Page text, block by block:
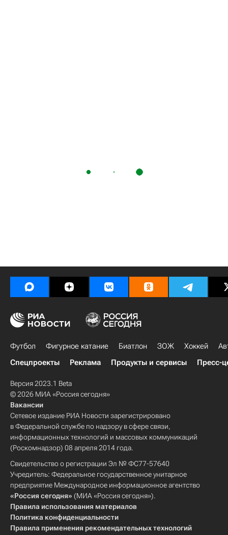
Футбол Фигурное катание Биатлон ЗОЖ Хоккей
Спецпроекты
Реклама Продукты и сервисы Пресс-
Версия 2023.1 Beta
© 2026 МИА «Россия сегодня»
Вакансии
Сетевое издание РИА Новости зарегистрировано
в Федеральной службе по надзору в сфере связи,
информационных технологий и массовых коммуникаций
(Роскомнадзор) 08 апреля 2014 года.
Свидетельство о регистрации Эл № ФС77-57640
Учредитель: Федеральное государственное унитарное
предприятие Международное информационное агентство
«Россия сегодня» (МИА «Россия сегодня»).
Правила использования материалов
Политика конфиденциальности
Правила применения рекомендательных технологий